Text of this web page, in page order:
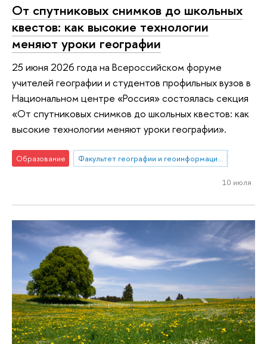
От спутниковых снимков до школьных
квестов: как высокие технологии
меняют уроки географии
25 июня 2026 года на Всероссийском форуме
учителей географии и студентов профильных вузов в
Национальном центре «Россия» состоялась секция
«От спутниковых снимков до школьных квестов: как
высокие технологии меняют уроки географии».
Образование Факультет географии и геоинформационных технологий
10 июля